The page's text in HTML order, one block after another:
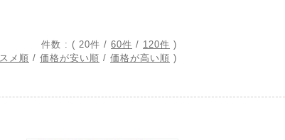
件数 : ( 20件 / 60件 / 120件 )
メ順 / 価格が安い順 / 価格が高い順 )